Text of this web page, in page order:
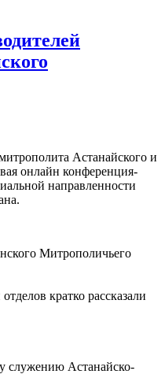
Астанайского и
онлайн конференция-
направленности
Митрополичьего
кратко рассказали
служению Астанайско-